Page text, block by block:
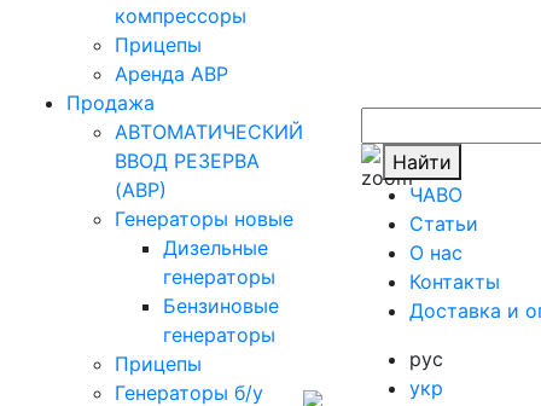
компрессоры
Прицепы
Аренда АВР
Продажа
АВТОМАТИЧЕСКИЙ
ВВОД РЕЗЕРВА
(АВР)
Генераторы новые
Дизельные
генераторы
Бензиновые
генераторы
Прицепы
Генераторы б/у
Найти
ЧАВО
Cтатьи
O нас
Контакты
Доставка и
рус
укр